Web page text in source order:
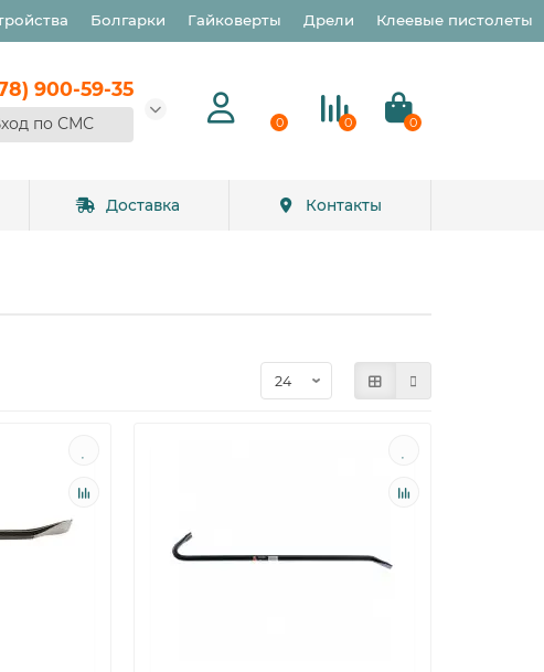
Болгарки Гайковерты Дрели Клеевые пистолеты
900-59-35
по СМС 0 0 0
Доставка Контакты